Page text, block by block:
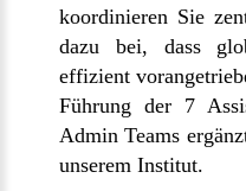
koordinieren Sie
dazu bei, dass
effizient
Führung der 7
Admin Teams
unserem Institut.